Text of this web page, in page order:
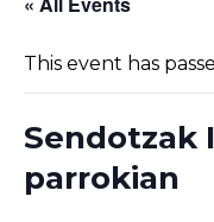
This event has
Sendotzak
parrokian